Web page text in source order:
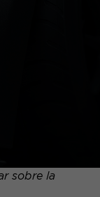
sobre la